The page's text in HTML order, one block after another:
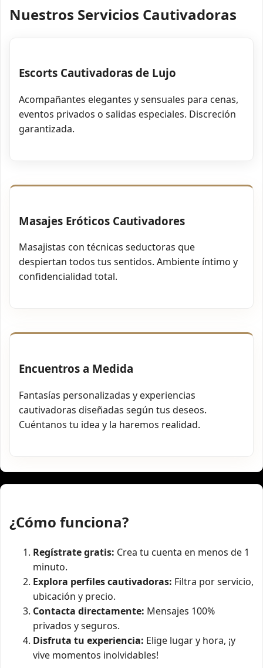
Nuestros Servicios Cautivadoras
Escorts Cautivadoras de Lujo
Acompañantes elegantes y sensuales para cenas,
eventos privados o salidas especiales. Discreción
garantizada.
Masajes Eróticos Cautivadores
Masajistas con técnicas seductoras que
despiertan todos tus sentidos. Ambiente íntimo y
confidencialidad total.
Encuentros a Medida
Fantasías personalizadas y experiencias
cautivadoras diseñadas según tus deseos.
Cuéntanos tu idea y la haremos realidad.
¿Cómo funciona?
Regístrate gratis: Crea tu cuenta en menos de 1
minuto.
Explora perfiles cautivadoras: Filtra por servicio,
ubicación y precio.
Contacta directamente: Mensajes 100%
privados y seguros.
Disfruta tu experiencia: Elige lugar y hora, ¡y
vive momentos inolvidables!